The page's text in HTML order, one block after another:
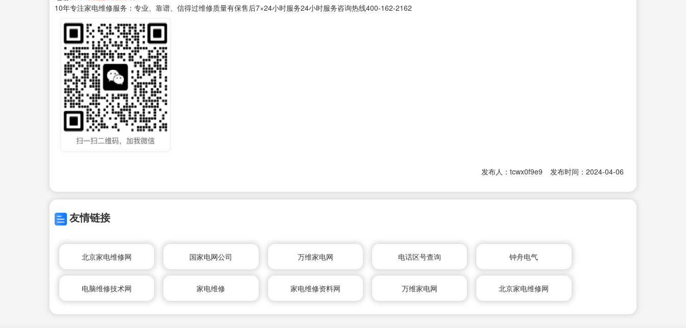
10年专注家电维修服务：专业、靠谱、信得过维修质量有保售后7×24小时服务24小时服务咨询热线400-162-2162
发布人：tcwx0f9e9 发布时间：2024-04-06
友情链接
北京家电维修网 国家电网公司 万维家电网 电话区号查询 钟舟电气
电脑维修技术网 家电维修 家电维修资料网 万维家电网 北京家电维修网